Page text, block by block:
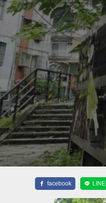
facebook LINE